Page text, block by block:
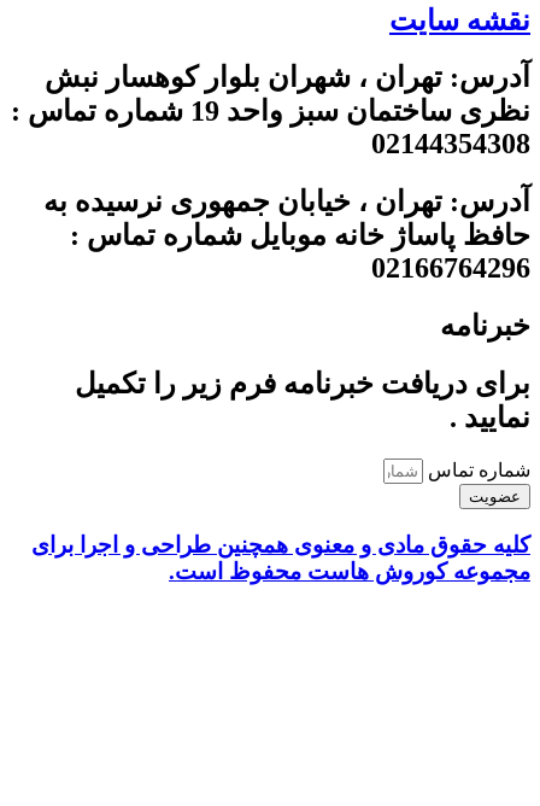
نقشه سایت
آدرس: تهران ، شهران بلوار کوهسار نبش
نظری ساختمان سبز واحد 19 شماره تماس :
02144354308
آدرس: تهران ، خیابان جمهوری نرسیده به
حافظ پاساژ خانه موبایل شماره تماس :
02166764296
خبرنامه
برای دریافت خبرنامه فرم زیر را تکمیل
نمایید .
شماره تماس
عضویت
کلیه حقوق مادی و معنوی همچنین طراحی و اجرا برای
مجموعه کوروش هاست محفوظ است.